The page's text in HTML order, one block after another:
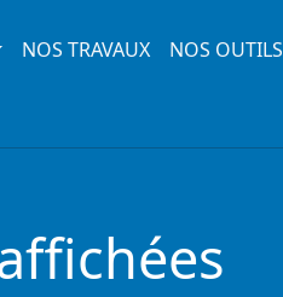
NOS TRAVAUX NOS OUTILS